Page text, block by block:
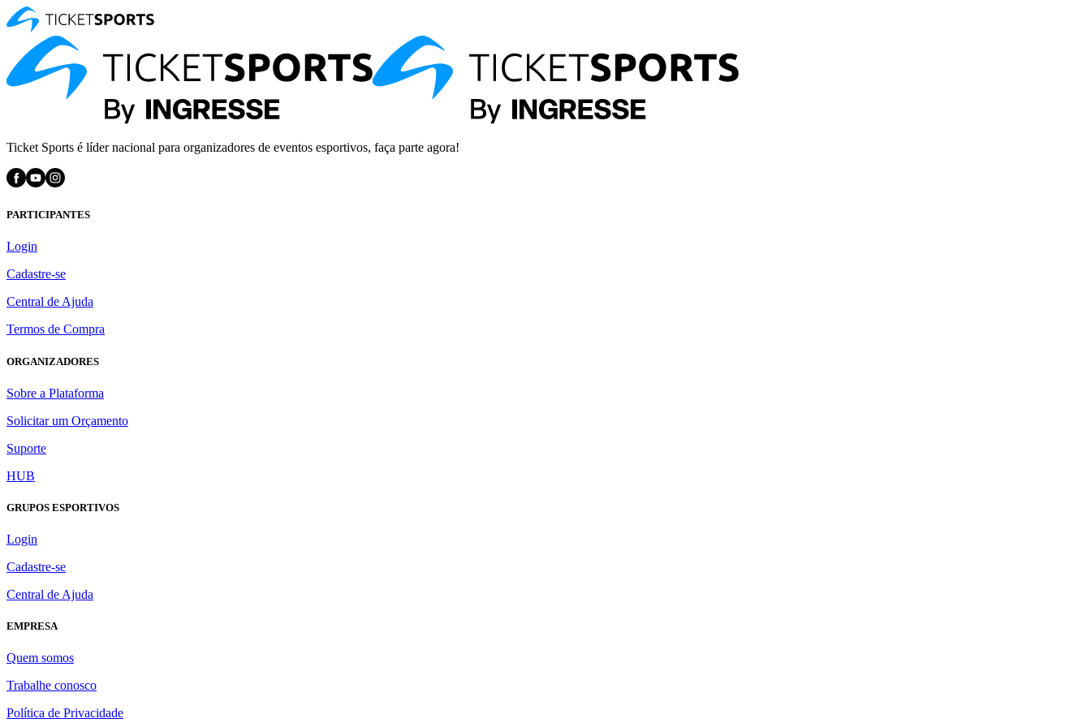
Ticket Sports é líder nacional para organizadores de eventos esportivos, faça parte agora!
PARTICIPANTES
Login
Cadastre-se
Central de Ajuda
Termos de Compra
ORGANIZADORES
Sobre a Plataforma
Solicitar um Orçamento
Suporte
HUB
GRUPOS ESPORTIVOS
Login
Cadastre-se
Central de Ajuda
EMPRESA
Quem somos
Trabalhe conosco
Política de Privacidade